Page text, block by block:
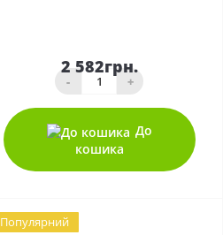
2 582грн.
- +
До
кошика
Популярний